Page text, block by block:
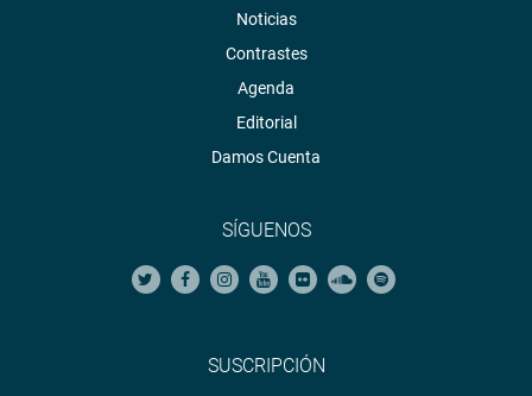
Noticias
Contrastes
Agenda
Editorial
Damos Cuenta
SÍGUENOS
SUSCRIPCIÓN